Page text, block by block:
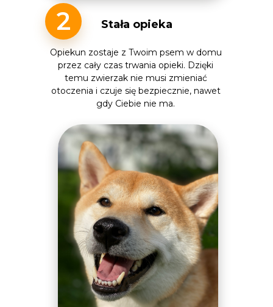
2 Stała opieka
Opiekun zostaje z Twoim psem w domu
przez cały czas trwania opieki. Dzięki
temu zwierzak nie musi zmieniać
otoczenia i czuje się bezpiecznie, nawet
gdy Ciebie nie ma.